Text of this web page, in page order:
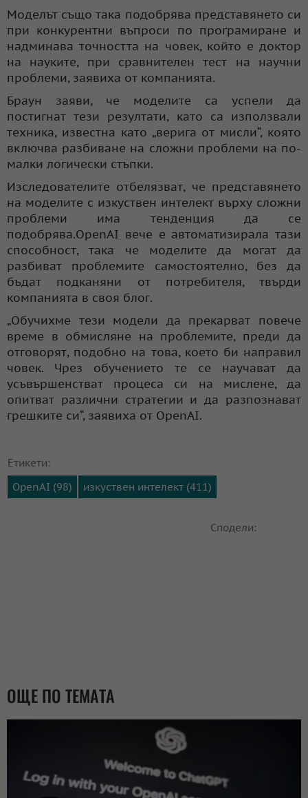
Моделът също така подобрява представянето си
при конкурентни въпроси по програмиране и
надминава точността на човек, който е доктор
на науките, при сравнителен тест на научни
проблеми, заявиха от компанията.
Браун заяви, че моделите са успели да
постигнат тези резултати, като са използвали
техника, известна като „верига от мисли“, която
включва разбиване на сложни проблеми на по-
малки логически стъпки.
Изследователите отбелязват, че представянето
на моделите с изкуствен интелект върху сложни
проблеми има тенденция да се
подобрява.OpenAI вече е автоматизирала тази
способност, така че моделите да могат да
разбиват проблемите самостоятелно, без да
бъдат подканяни от потребителя, твърди
компанията в своя блог.
„Обучихме тези модели да прекарват повече
време в обмисляне на проблемите, преди да
отговорят, подобно на това, което би направил
човек. Чрез обучението те се научават да
усъвършенстват процеса си на мислене, да
опитват различни стратегии и да разпознават
грешките си“, заявиха от OpenAI.
Етикети:
OpenAI (98)
изкуствен интелект (411)
Сподели:
ОЩЕ ПО ТЕМАТА